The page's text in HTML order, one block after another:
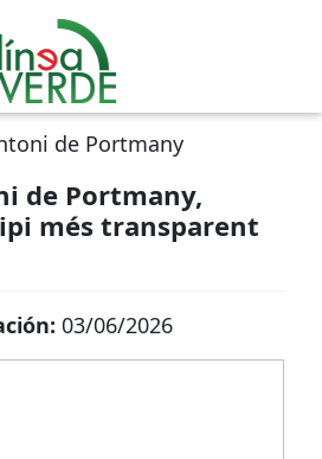
de Portmany
de Portmany,
més transparent
03/06/2026